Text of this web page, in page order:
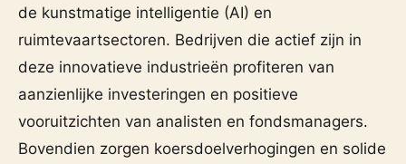
de kunstmatige intelligentie (AI) en
ruimtevaartsectoren. Bedrijven die actief zijn in
deze innovatieve industrieën profiteren van
aanzienlijke investeringen en positieve
vooruitzichten van analisten en fondsmanagers.
Bovendien zorgen koersdoelverhogingen en solide